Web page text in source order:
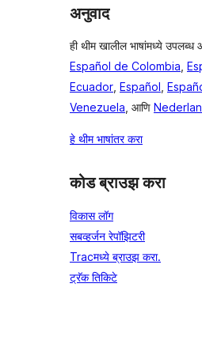
अनुवाद
ही थीम खालील भाषांमध्ये उपलब्ध
Español de Colombia,
Ecuador, Español,
Venezuela, आणि
हे थीम भाषांतर करा
कोड ब्राउझ करा
विकास लॉग
सबव्हर्जन रेपॉझिटरी
Tracमध्ये ब्राउझ करा.
ट्रॅक तिकिटे